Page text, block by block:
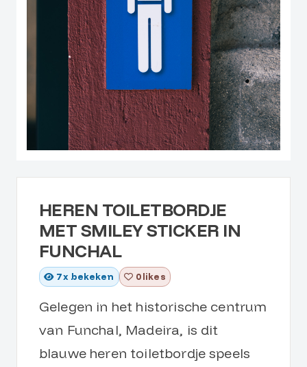
HEREN TOILETBORDJE
MET SMILEY STICKER IN
FUNCHAL
7x bekeken 0 likes
Gelegen in het historische centrum
van Funchal, Madeira, is dit
blauwe heren toiletbordje speels